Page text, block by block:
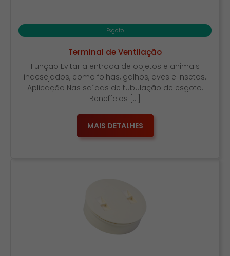
Esgoto
Terminal de Ventilação
Função Evitar a entrada de objetos e animais
indesejados, como folhas, galhos, aves e insetos.
Aplicação Nas saídas de tubulação de esgoto.
Benefícios […]
MAIS DETALHES